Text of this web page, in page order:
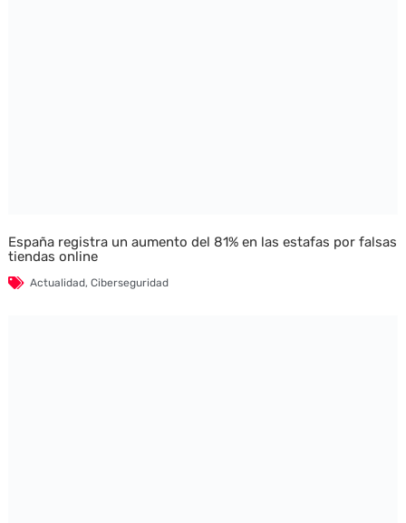
España registra un aumento del 81% en las estafas por falsas
tiendas online
Actualidad, Ciberseguridad